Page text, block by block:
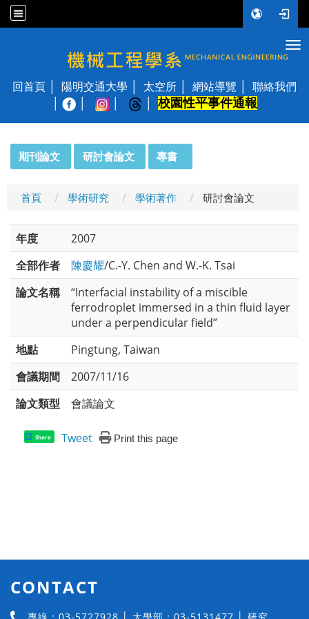
國立陽明交通大學 機械工程學系
回首頁 陽明交通大學 太空所 網站導覽
聯絡我們
校園性平事件通報
期刊論文 研討會論文 專書
首頁 學術研究 學術著作 研討會論文
年度
2007
全部作者
陳慶耀/C.-Y. Chen and W.-K. Tsai
論文名稱
“Interfacial instability of a miscible
ferrodroplet immersed in a thin fluid layer
under a perpendicular field”
地點
Pingtung, Taiwan
會議期間
2007/11/16
論文類型
會議論文
Share Tweet Print this page
CONTACT